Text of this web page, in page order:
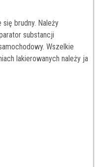
brudny. Należy
substancji
Wszelkie
lakierowanych należy ja